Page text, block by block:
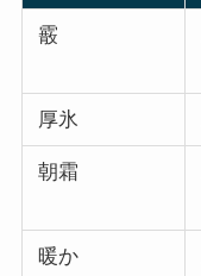
霰
厚氷
朝霜
暖か